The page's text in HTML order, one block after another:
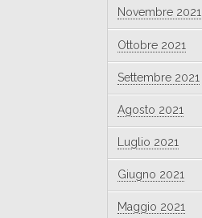
Novembre 2021
Ottobre 2021
Settembre 2021
Agosto 2021
Luglio 2021
Giugno 2021
Maggio 2021